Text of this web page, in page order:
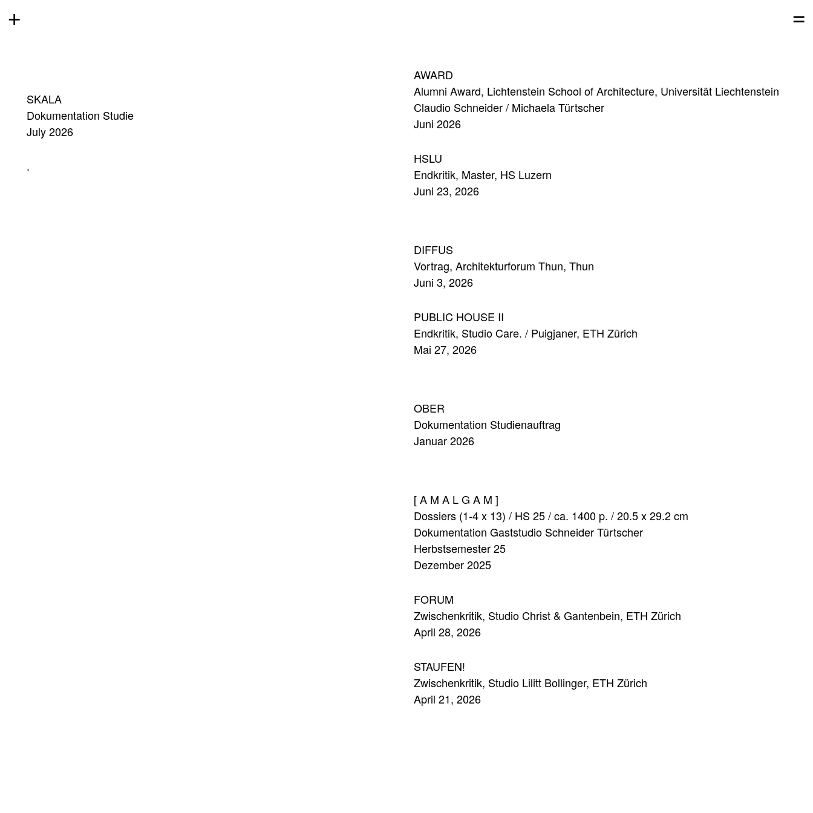
+ =
SKALA
Dokumentation Studie
July 2026
.
AWARD
Alumni Award, Lichtenstein School of Architecture, Universität Liechtenstein
Claudio Schneider / Michaela Türtscher
Juni 2026
HSLU
Endkritik, Master, HS Luzern
Juni 23, 2026
DIFFUS
Vortrag, Architekturforum Thun, Thun
Juni 3, 2026
PUBLIC HOUSE II
Endkritik, Studio Care. / Puigjaner, ETH Zürich
Mai 27, 2026
OBER
Dokumentation Studienauftrag
Januar 2026
[ A M A L G A M ]
Dossiers (1-4 x 13) / HS 25 / ca. 1400 p. / 20.5 x 29.2 cm
Dokumentation Gaststudio Schneider Türtscher
Herbstsemester 25
Dezember 2025
FORUM
Zwischenkritik, Studio Christ & Gantenbein, ETH Zürich
April 28, 2026
STAUFEN!
Zwischenkritik, Studio Lilitt Bollinger, ETH Zürich
April 21, 2026